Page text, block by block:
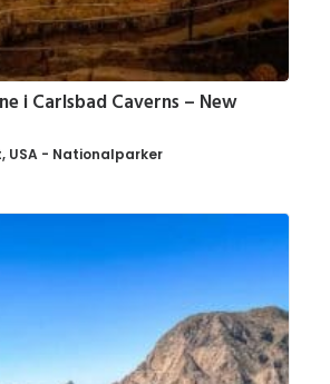
i Carlsbad Caverns – New
, USA - Nationalparker